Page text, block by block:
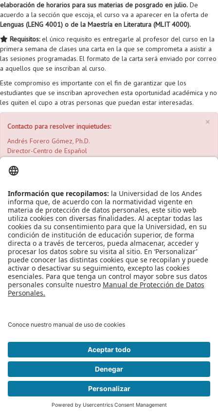
elaboración de horarios para sus materias de posgrado en julio. De
acuerdo a la sección que escoja, el curso va a aparecer en la oferta de
Lenguas (LENG 4001) o de la Maestría en Literatura (MLIT 4000).
Requisitos:el único requisito es entregarle al profesor del curso en la
primera semana de clases una carta en la que se comprometa a asistir a
las sesiones programadas. El formato de la carta será enviado por correo
a aquellos que se inscriban al curso.
Este compromiso es importante con el fin de garantizar que los
estudiantes que se inscriban aprovechen esta oportunidad académica y no
les quiten el cupo a otras personas que puedan estar interesadas.
×
Contacto para resolver inquietudes:
Andrés Forero Gómez, Ph.D.
Director-Centro de Español
Leído5400TiempoÚltima modificación Martes, 07 Noviembre 2017 08:13
Publicado en
Noticias
Etiquetado bajo
curso escritura posgrado maestria
Lenguas y
Cultura
Centro del español
Más en esta categoría
« Gran oportunidad para estudiar carreras TI,
con créditos condonables hasta en un 100%